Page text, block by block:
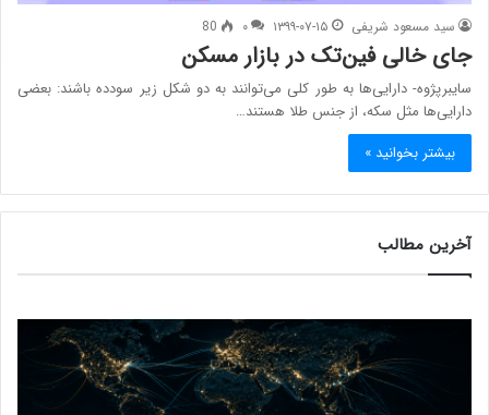
سید مسعود شریفی ۱۳۹۹-۰۷-۱۵ ۰ 80
جای خالی فین‌تک در بازار مسکن
سایبرپژوه- دارایی­‌ها به طور کلی می­‌توانند به دو شکل زیر سودده باشند: بعضی
دارایی‌ها مثل سکه، از جنس طلا هستند…
بیشتر بخوانید »
آخرین مطالب